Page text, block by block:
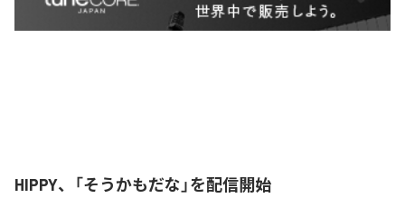
HIPPY、「そうかもだな」を配信開始